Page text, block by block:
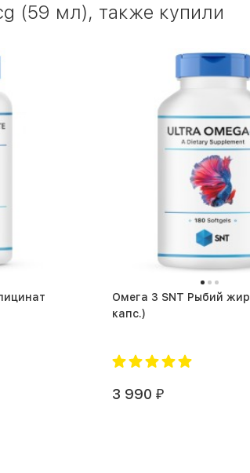
(59 мл), также купили
Омега 3 SNT Рыбий жир (180
капс.)
3 990 ₽